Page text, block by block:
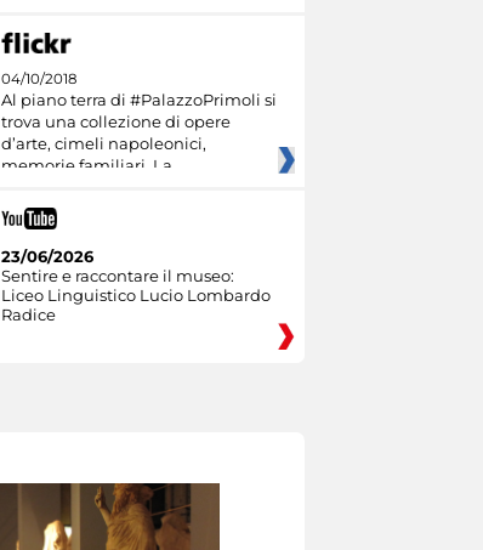
04/10/2018
Al piano terra di #PalazzoPrimoli si
trova una collezione di opere
d’arte, cimeli napoleonici,
memorie familiari. La
23/06/2026
Sentire e raccontare il museo:
Liceo Linguistico Lucio Lombardo
Radice